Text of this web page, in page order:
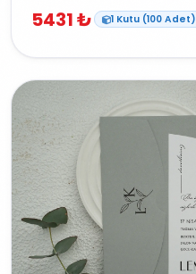
5431 ₺ 1 Kutu (100 Adet)